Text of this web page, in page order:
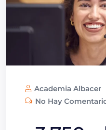
Academia Albacer
No Hay